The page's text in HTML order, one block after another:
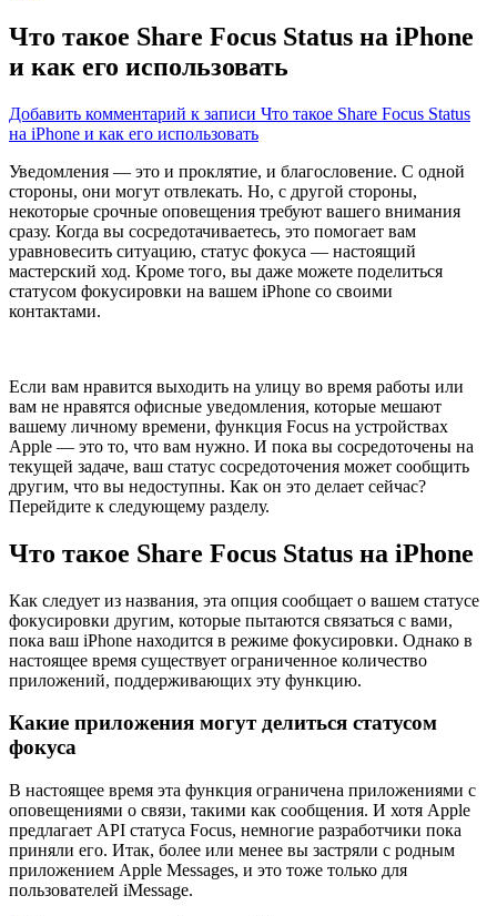
Что такое Share Focus Status на iPhone
и как его использовать
Добавить комментарий к записи Что такое Share Focus Status
на iPhone и как его использовать
Уведомления — это и проклятие, и благословение. С одной
стороны, они могут отвлекать. Но, с другой стороны,
некоторые срочные оповещения требуют вашего внимания
сразу. Когда вы сосредотачиваетесь, это помогает вам
уравновесить ситуацию, статус фокуса — настоящий
мастерский ход. Кроме того, вы даже можете поделиться
статусом фокусировки на вашем iPhone со своими
контактами.
Если вам нравится выходить на улицу во время работы или
вам не нравятся офисные уведомления, которые мешают
вашему личному времени, функция Focus на устройствах
Apple — это то, что вам нужно. И пока вы сосредоточены на
текущей задаче, ваш статус сосредоточения может сообщить
другим, что вы недоступны. Как он это делает сейчас?
Перейдите к следующему разделу.
Что такое Share Focus Status на iPhone
Как следует из названия, эта опция сообщает о вашем статусе
фокусировки другим, которые пытаются связаться с вами,
пока ваш iPhone находится в режиме фокусировки. Однако в
настоящее время существует ограниченное количество
приложений, поддерживающих эту функцию.
Какие приложения могут делиться статусом
фокуса
В настоящее время эта функция ограничена приложениями с
оповещениями о связи, такими как сообщения. И хотя Apple
предлагает API статуса Focus, немногие разработчики пока
приняли его. Итак, более или менее вы застряли с родным
приложением Apple Messages, и это тоже только для
пользователей iMessage.